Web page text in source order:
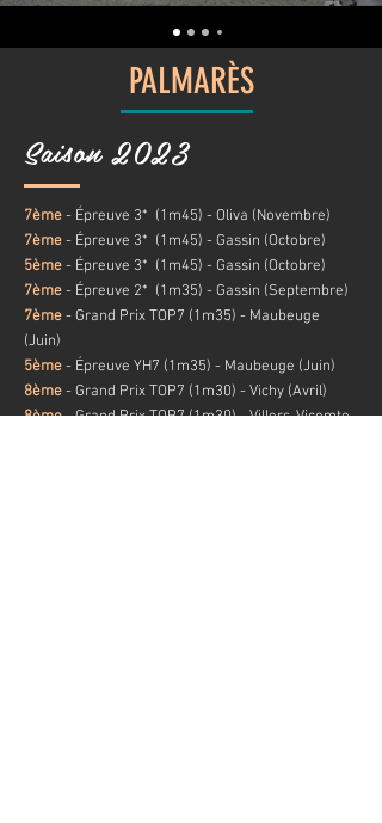
PALMARÈS
Saison 2023
7ème- Épreuve 3* (1m45) - Oliva (Novembre)
7ème- Épreuve 3* (1m45) - Gassin (Octobre)
5ème- Épreuve 3* (1m45) - Gassin (Octobre)
7ème- Épreuve 2* (1m35) - Gassin (Septembre)
7ème- Grand PrixTOP7 (1m35) - Maubeuge
(Juin)
5ème- Épreuve YH7 (1m35) - Maubeuge (Juin)
8ème- Grand PrixTOP7 (1m30) - Vichy (Avril)
8ème- Grand PrixTOP7(1m30) - Villers-Vicomte